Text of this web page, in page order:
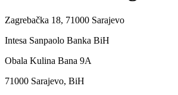
Zagrebačka 18, 71000 Sarajevo
Intesa Sanpaolo Banka BiH
Obala Kulina Bana 9A
71000 Sarajevo, BiH